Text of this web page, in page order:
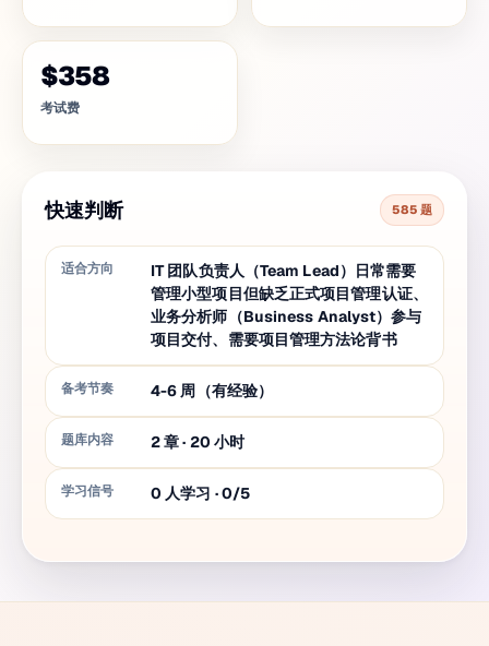
$358
考试费
快速判断 585 题
适合方向
IT 团队负责人（Team Lead）日常需要
管理小型项目但缺乏正式项目管理认证、
业务分析师（Business Analyst）参与
项目交付、需要项目管理方法论背书
备考节奏 4-6 周（有经验）
题库内容 2章· 20 小时
学习信号 0 人学习 · 0/5